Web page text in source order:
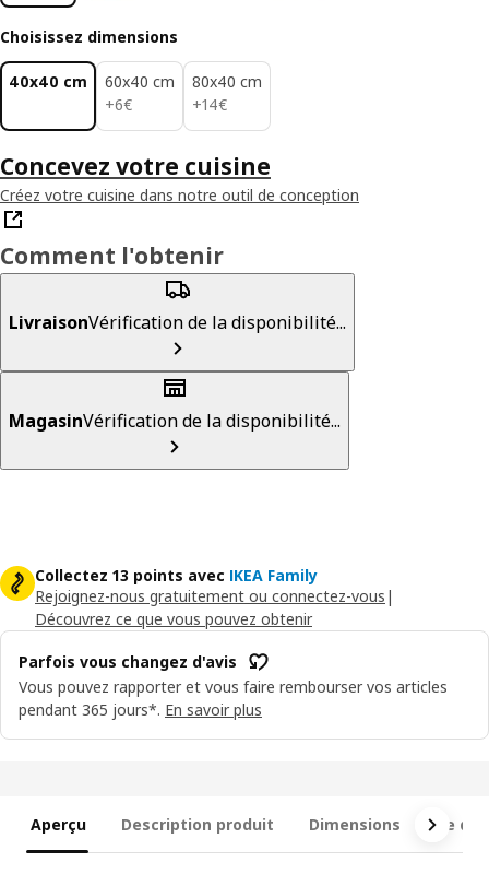
Choisissez dimensions
40x40 cm
60x40 cm
+6€
6€
80x40 cm
+14€
14€
Concevez votre cuisine
Créez votre cuisine dans notre outil de conception
Comment l'obtenir
LivraisonVérification de la disponibilité...
MagasinVérification de la disponibilité...
Collectez 13 points avec IKEA Family
Rejoignez-nous gratuitement ou connectez-vous |
Découvrez ce que vous pouvez obtenir
Parfois vous changez d'avis
Vous pouvez rapporter et vous faire rembourser vos articles
pendant 365 jours*. En savoir plus
Aperçu Description produit Dimensions Ce